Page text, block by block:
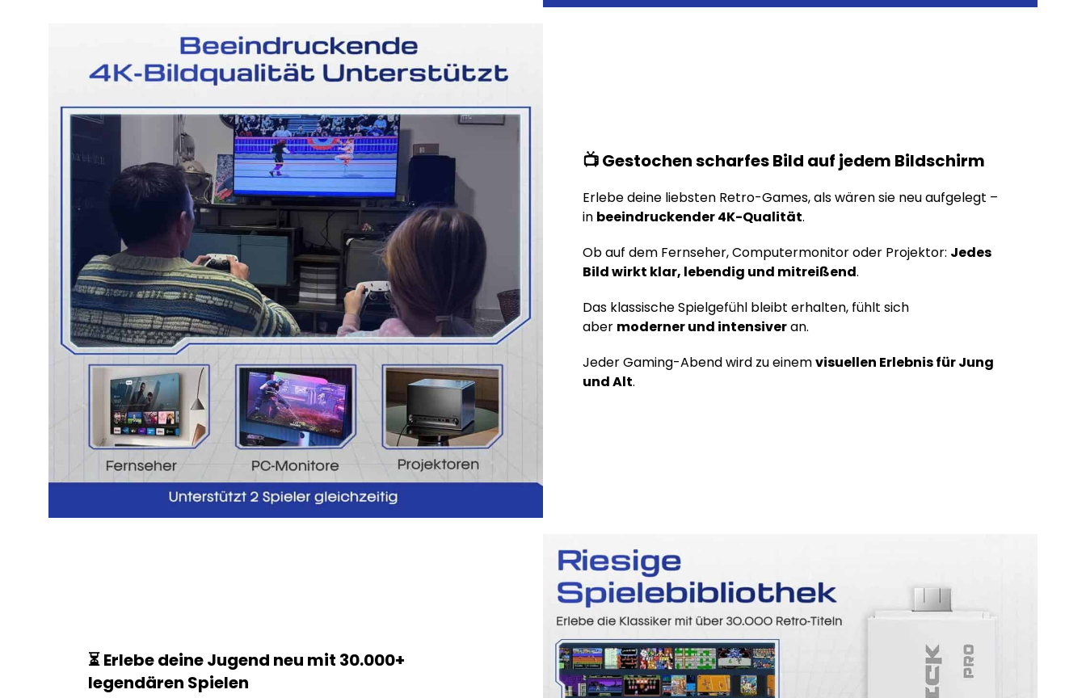
📺 Gestochen scharfes Bild auf jedem Bildschirm
Erlebe deine liebsten Retro-Games, als wären sie neu aufgelegt –
in beeindruckender 4K-Qualität.
Ob auf dem Fernseher, Computermonitor oder Projektor: Jedes
Bild wirkt klar, lebendig und mitreißend.
Das klassische Spielgefühl bleibt erhalten, fühlt sich
aber moderner und intensiveran.
Jeder Gaming-Abend wird zu einemvisuellen Erlebnis für Jung
und Alt.
⏳ Erlebe deine Jugend neu mit 30.000+
legendären Spielen